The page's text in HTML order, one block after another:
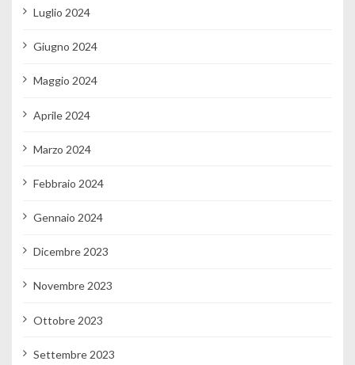
Luglio 2024
Giugno 2024
Maggio 2024
Aprile 2024
Marzo 2024
Febbraio 2024
Gennaio 2024
Dicembre 2023
Novembre 2023
Ottobre 2023
Settembre 2023